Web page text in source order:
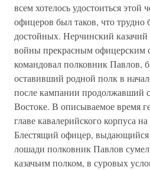
всем хотелось удостоиться этой
офицеров был таков, что трудно
достойных. Нерчинский
войны прекрасным офицерским
командовал полковник Павлов,
оставивший родной полк в
после кампании продолжавший
Востоке. В описываемое время
главе кавалерийского корпуса
Блестящий офицер, выдающийся
лошади полковник Павлов
казачьим полком, в суровых